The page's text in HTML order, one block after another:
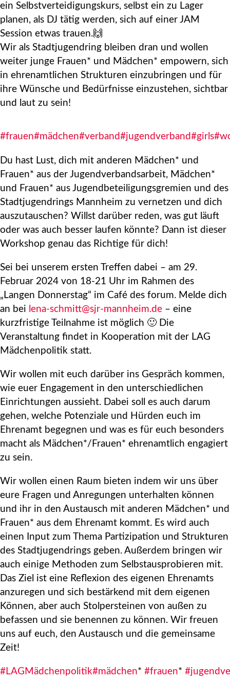
ein Selbstverteidigungskurs, selbst ein zu Lager
planen, als DJ tätig werden, sich auf einer JAM
Session etwas trauen.🙌
Wir als Stadtjugendring bleiben dran und wollen
weiter junge Frauen* und Mädchen* empowern, sich
in ehrenamtlichen Strukturen einzubringen und für
ihre Wünsche und Bedürfnisse einzustehen, sichtbar
und laut zu sein!
#frauen#mädchen#verband#jugendverband#girls
Du hast Lust, dich mit anderen Mädchen* und
Frauen* aus der Jugendverbandsarbeit, Mädchen*
und Frauen* aus Jugendbeteiligungsgremien und des
Stadtjugendrings Mannheim zu vernetzen und dich
auszutauschen? Willst darüber reden, was gut läuft
oder was auch besser laufen könnte? Dann ist dieser
Workshop genau das Richtige für dich!
Sei bei unserem ersten Treffen dabei – am 29.
Februar 2024 von 18-21 Uhr im Rahmen des
„Langen Donnerstag“ im Café des forum. Melde dich
an bei lena-schmitt@sjr-mannheim.de – eine
kurzfristige Teilnahme ist möglich 🙂 Die
Veranstaltung findet in Kooperation mit der LAG
Mädchenpolitik statt.
Wir wollen mit euch darüber ins Gespräch kommen,
wie euer Engagement in den unterschiedlichen
Einrichtungen aussieht. Dabei soll es auch darum
gehen, welche Potenziale und Hürden euch im
Ehrenamt begegnen und was es für euch besonders
macht als Mädchen*/Frauen* ehrenamtlich engagiert
zu sein.
Wir wollen einen Raum bieten indem wir uns über
eure Fragen und Anregungen unterhalten können
und ihr in den Austausch mit anderen Mädchen* und
Frauen* aus dem Ehrenamt kommt. Es wird auch
einen Input zum Thema Partizipation und Strukturen
des Stadtjugendrings geben. Außerdem bringen wir
auch einige Methoden zum Selbstausprobieren mit.
Das Ziel ist eine Reflexion des eigenen Ehrenamts
anzuregen und sich bestärkend mit dem eigenen
Können, aber auch Stolpersteinen von außen zu
befassen und sie benennen zu können. Wir freuen
uns auf euch, den Austausch und die gemeinsame
Zeit!
#LAGMädchenpolitik#mädchen* #frauen*